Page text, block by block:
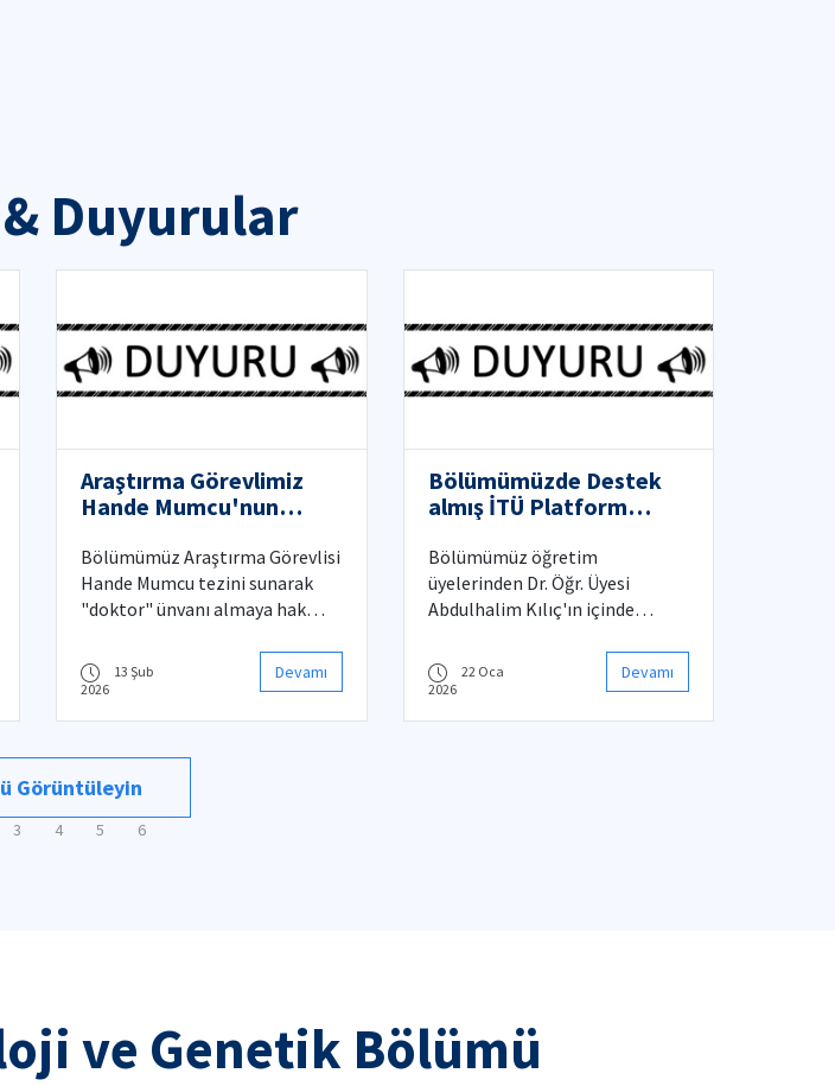
Duyurular
Araştırma Görevlimiz
Hande Mumcu'nun
Bölümümüz Araştırma Görevlisi
Hande Mumcu tezini sunarak
"doktor" ünvanı almaya hak
13 Şub
2026
Devamı
Bölümümüzde Destek
almış İTÜ Platform
Bölümümüz öğretim
üyelerinden Dr. Öğr. Üyesi
Abdulhalim Kılıç'ın içinde
Projesi kabul almıştır.
22 Oca
2026
Devamı
Görüntüleyin
3 4 5 6
ve Genetik Bölümü